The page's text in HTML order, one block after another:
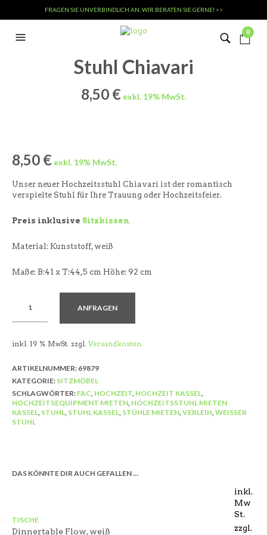
FRAGEN SIE UNVERBINDLICH AN, WIR BERATEN SIE GERNE! >>
0
Stuhl Chiavari
8,50 €
8,50 €
Unser neuer Hochzeitsstuhl Chiavari ist der romantisch
verspielte Stuhl für Ihre Trauung oder Hochzeitsfeier.
Preis inklusive Sitzkissen.
Material: Kunststoff, weiß
Maße: B:41 x T:44,5 cm Höhe: 92 cm
ANFRAGEN
inkl. 19 % MwSt. zzgl. Versandkosten
ARTIKELNUMMER: 69879
KATEGORIE: SITZMÖBEL
SCHLAGWÖRTER: FAC, HOCHZEIT, HOCHZEIT KASSEL,
HOCHZEITSEQUIPMENT MIETEN, HOCHZEITSSTUHL MIETEN
KASSEL, STUHL, STUHL KASSEL, STÜHLE MIETEN,VERLEIH,WEISSER S
TUHL
DAS KÖNNTE DIR AUCH GEFALLEN …
inkl.
Mw
St.
zzgl.
TISCHE
Dinnertable Flow, weiß